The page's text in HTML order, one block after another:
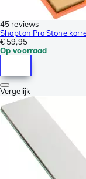
45 reviews
Shapton Pro Stone
€ 59,95
Op voorraad
Vergelijk